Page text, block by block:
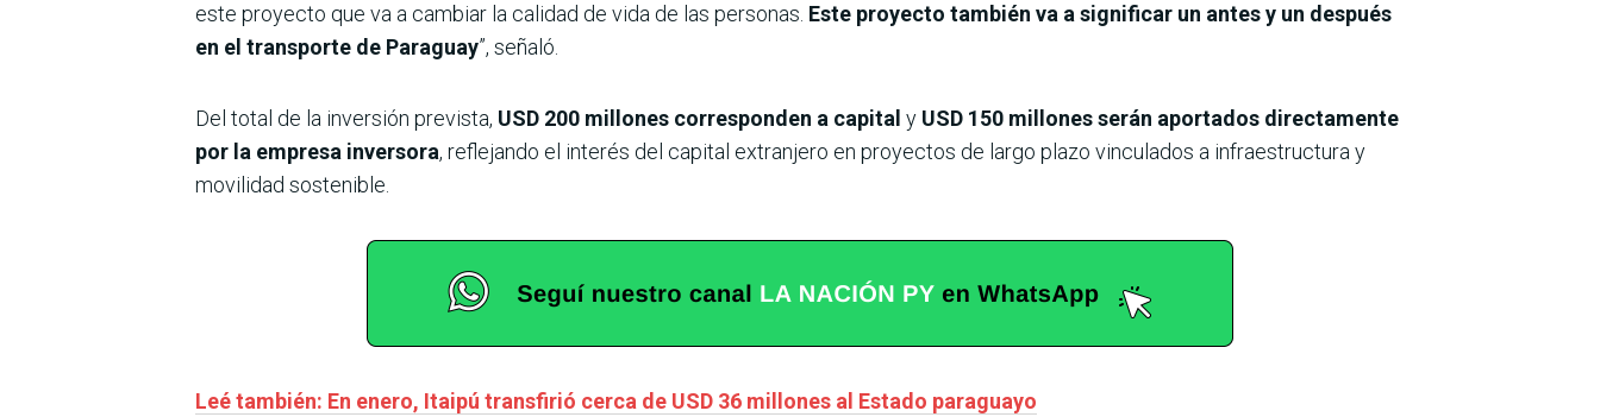
este proyecto que va a cambiar la calidad de vida de las personas. Este proyecto también va a significar un antes y un después
en el transporte de Paraguay”, señaló.
Del total de la inversión prevista, USD 200 millones corresponden a capital y USD 150 millones serán aportados directamente
por la empresa inversora, reflejando el interés del capital extranjero en proyectos de largo plazo vinculados a infraestructura y
movilidad sostenible.
Leé también: En enero, Itaipú transfirió cerca de USD 36 millones al Estado paraguayo